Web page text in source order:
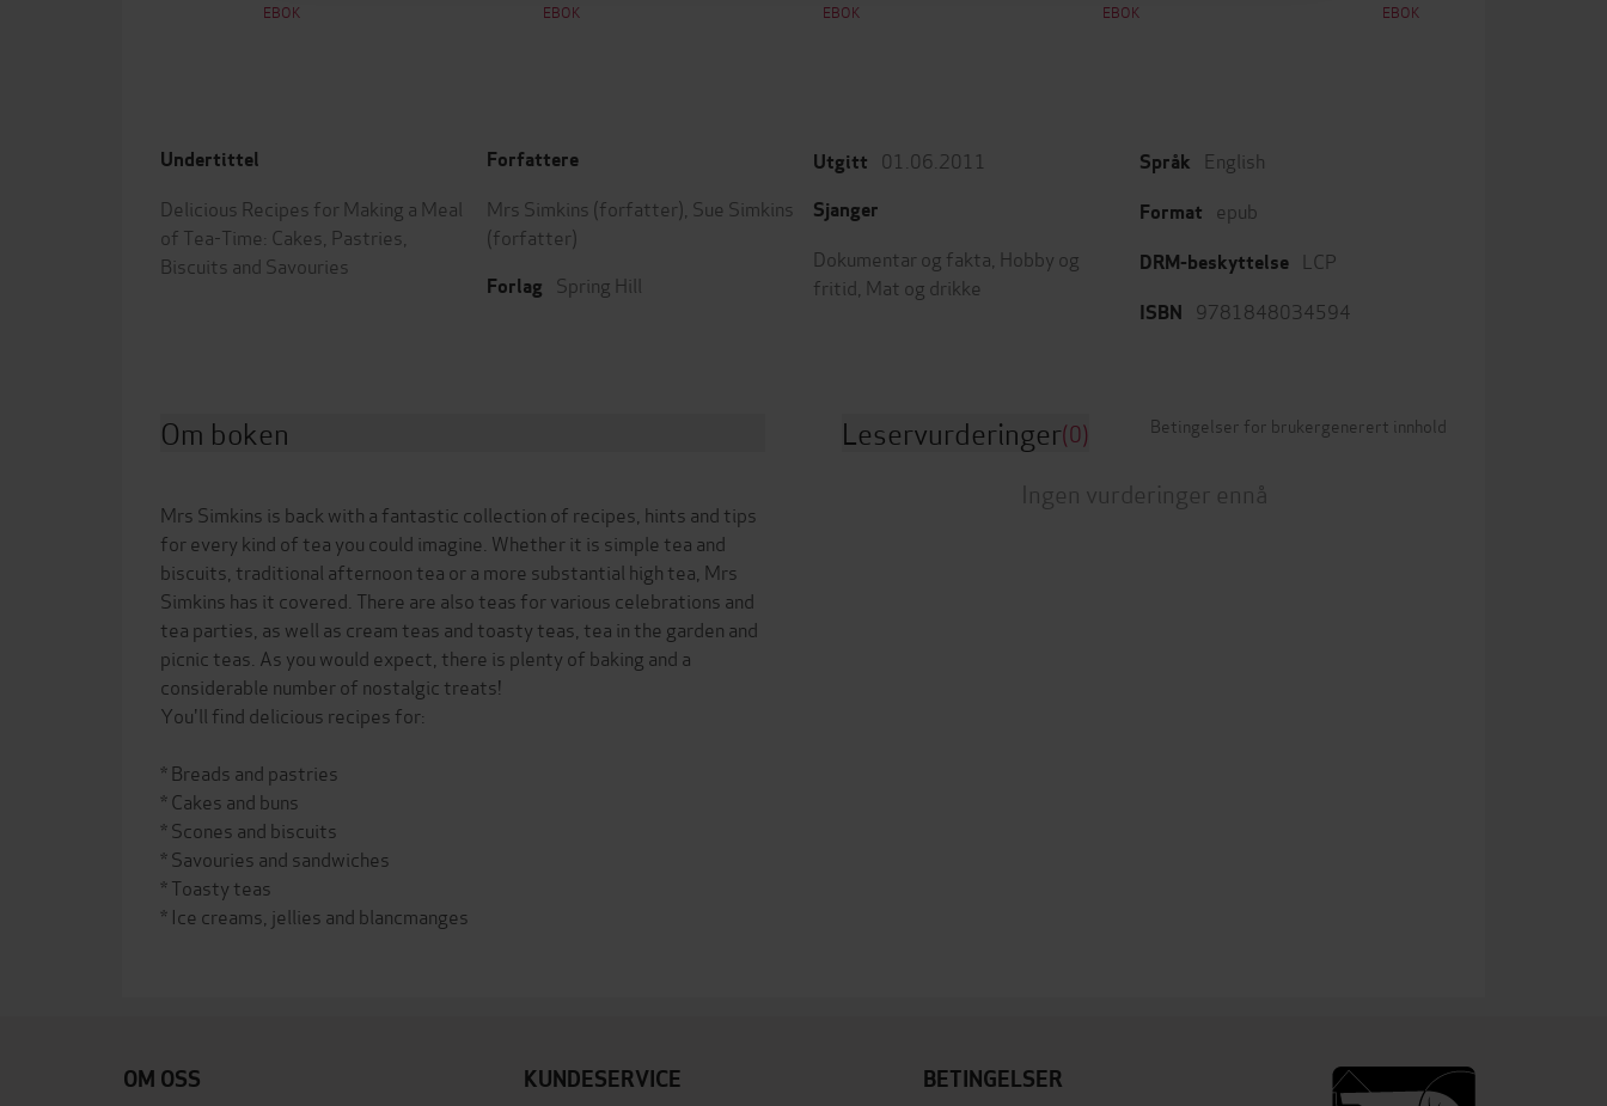
EBOK EBOK EBOK EBOK EBOK
Undertittel
Delicious Recipes for Making a Meal
of Tea-Time: Cakes, Pastries,
Biscuits and Savouries
Forfattere
Mrs Simkins (forfatter), Sue Simkins
(forfatter)
Forlag Spring Hill
Utgitt 01.06.2011
Sjanger
Dokumentar og fakta Hobby og
fritid Mat og drikke
Språk English
Format epub
DRM-beskyttelse LCP
ISBN 9781848034594
Om boken
Mrs Simkins is back with a fantastic collection of recipes, hints and tips
for every kind of tea you could imagine. Whether it is simple tea and
biscuits, traditional afternoon tea or a more substantial high tea, Mrs
Simkins has it covered. There are also teas for various celebrations and
tea parties, as well as cream teas and toasty teas, tea in the garden and
picnic teas. As you would expect, there is plenty of baking and a
considerable number of nostalgic treats!
You'll find delicious recipes for:
* Breads and pastries
* Cakes and buns
* Scones and biscuits
* Savouries and sandwiches
* Toasty teas
* Ice creams, jellies and blancmanges
Leservurderinger(0) Betingelser for brukergenerert innhold
Ingen vurderinger ennå
OM OSS
KUNDESERVICE
BETINGELSER